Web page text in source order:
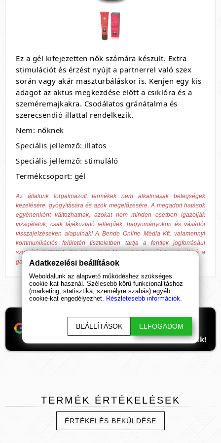
Ez a gél kifejezetten nők számára készült. Extra
stimulációt és érzést nyújt a partnerrel való szex
során vagy akár maszturbáláskor is. Kenjen egy kis
adagot az aktus megkezdése előtt a csiklóra és a
szeméremajkakra. Csodálatos gránátalma és
szerecsendió illattal rendelkezik.
Nem: nőknek
Speciális jellemző: illatos
Speciális jellemző: stimuláló
Termékcsoport: gél
Az általunk forgalmazott termékek nem alkalmasak betegségek
kezelésére, gyógyítására és azok megelőzésére. A megadott hatások
egyénenként változhatnak, azokat nem minden esetben igazolják
vizsgálatok, csak tájékoztató jellegűek, hagyományokon és vásárlói
visszajelzéseken alapulnak! A Bende Online Média Kft. valamennyi
kommunikációs felületén tiszteletben tartja a fentiek jogforrásául
szolgáló 37/2004. (IV. 26.) ESzCsM rendeletben írtakat, továbbá a
gazdasági versenyhivatali előírásokat.
Ha támogatnád a munkánkat, itt tudod
beállítani, hogy előre kerüljenek
ismeretterjesztő cikkeink. Hálásan köszönjük!
TERMÉK ÉRTÉKELÉSEK
ÉRTÉKELÉS BEKÜLDÉSE
Adatkezelési beállítások
Weboldalunk az alapvető működéshez szükséges
cookie-kat használ. Szélesebb körű funkcionalitáshoz
(marketing, statisztika, személyre szabás) egyéb
cookie-kat engedélyezhet. Részletesebb információk.
BEÁLLÍTÁSOK ELFOGADOM